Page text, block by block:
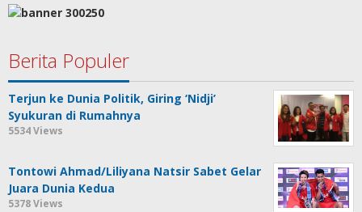
Berita Populer
Terjun ke Dunia Politik, Giring ‘Nidji’
Syukuran di Rumahnya
5534 Views
Tontowi Ahmad/Liliyana Natsir Sabet Gelar
Juara Dunia Kedua
5378 Views